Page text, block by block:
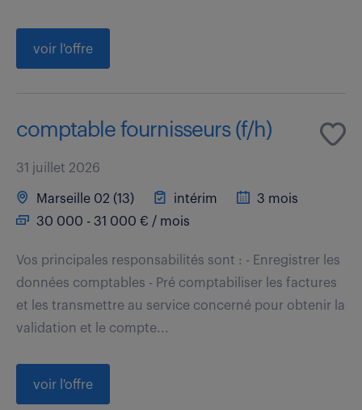
voir l'offre
comptable fournisseurs (f/h)
31 juillet 2026
Marseille 02 (13) intérim
3 mois
30 000 - 31 000 € / mois
Vos principales responsabilités sont : - Enregistrer les
données comptables - Pré comptabiliser les factures
et les transmettre au service concerné pour obtenir la
validation et le compte...
voir l'offre